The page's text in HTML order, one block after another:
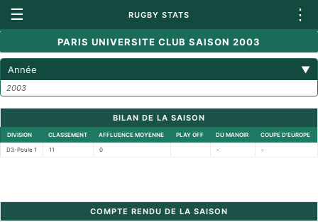
☰ RUGBY STATS ⋮
PARIS UNIVERSITE CLUB SAISON 2003
Année ▼
2003
BILAN DE LA SAISON
DIVISION CLASSEMENT AFFLUENCE MOYENNE PLAY OFF DU MANOIR COUPE D'EUROPE
D3-Poule 1 11 0 - -
COMPTE RENDU DE LA SAISON